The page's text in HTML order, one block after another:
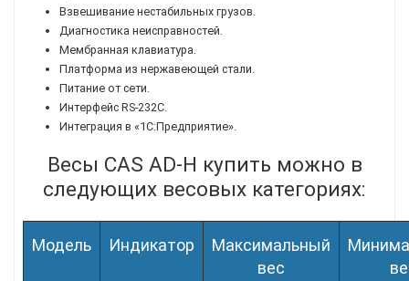
Взвешивание нестабильных грузов.
Диагностика неисправностей.
Мембранная клавиатура.
Платформа из нержавеющей стали.
Питание от сети.
Интерфейс RS-232С.
Интеграция в «1С:Предприятие».
Весы CAS AD-H купить можно в
следующих весовых категориях:
Модель Индикатор
Максимальный
вес